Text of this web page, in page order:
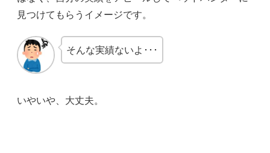
見つけてもらうイメージです。
そんな実績ないよ･･･
いやいや、大丈夫。